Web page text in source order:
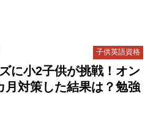
子供英語資格
に小2子供が挑戦！オン
月対策した結果は？勉強